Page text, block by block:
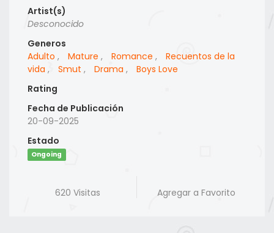
Artist(s)
Desconocido
Generos
Adulto , Mature , Romance ,
Recuentos de la
vida , Smut , Drama ,
Boys Love
Rating
Fecha de Publicación
20-09-2025
Estado
Ongoing
620 Visitas Agregar a Favorito